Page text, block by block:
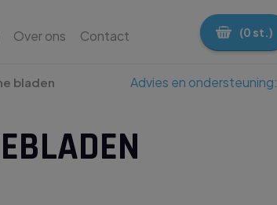
Over ons Contact (0 st.)
bladen Advies en ondersteuning: